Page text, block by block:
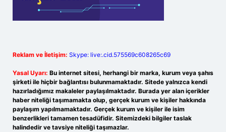
Reklam ve İletişim: Skype: live:.cid.575569c608265c69
Yasal Uyarı: Bu internet sitesi, herhangi bir marka, kurum veya şahıs
şirketi ile hiçbir bağlantısı bulunmamaktadır. Sitede yalnızca kendi
hazırladığımız makaleler paylaşılmaktadır. Burada yer alan içerikler
haber niteliği taşımamakta olup, gerçek kurum ve kişiler hakkında
paylaşım yapılmamaktadır. Gerçek kurum ve kişiler ile isim
benzerlikleri tamamen tesadüfidir. Sitemizdeki bilgiler taslak
halindedir ve tavsiye niteliği taşımazlar.